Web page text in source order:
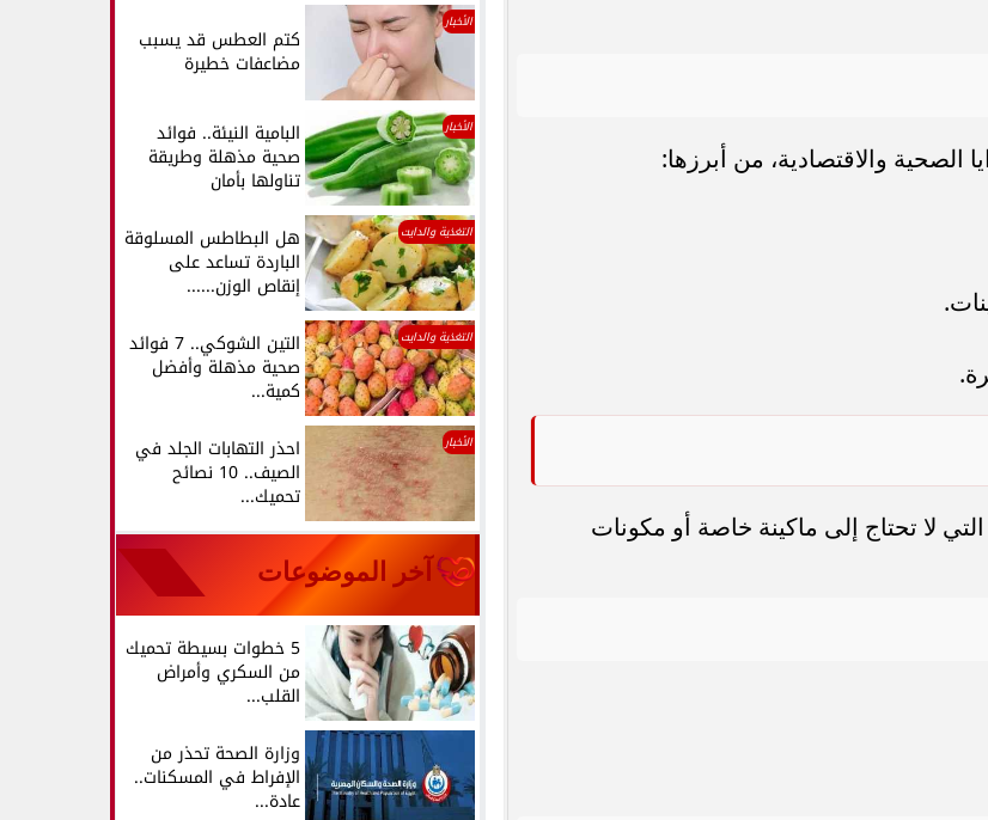
الصحية والاقتصادية، من أبرزها:
لا تحتاج إلى ماكينة خاصة أو مكونات
الأخبار
كتم العطس قد يسبب
مضاعفات خطيرة
الأخبار البامية النيئة.. فوائد
صحية مذهلة وطريقة
تناولها بأمان
التغذية والدايت هل البطاطس المسلوقة
الباردة تساعد على
إنقاص الوزن......
التغذية والدايت التين الشوكي.. 7 فوائد
صحية مذهلة وأفضل
كمية...
الأخبار احذر التهابات الجلد في
الصيف.. 10 نصائح
تحميك...
آخر الموضوعات
5 خطوات بسيطة تحميك
من السكري وأمراض
القلب...
وزارة الصحة تحذر من
الإفراط في المسكنات..
عادة...